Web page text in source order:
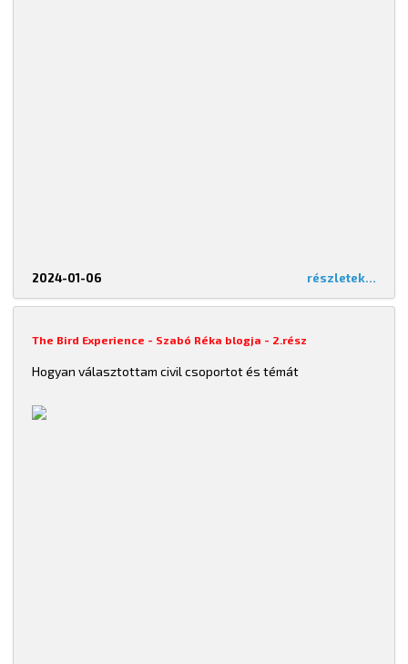
2024-01-06 részletek...
The Bird Experience - Szabó Réka blogja - 2.rész
Hogyan választottam civil csoportot és témát